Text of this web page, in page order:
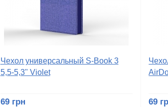
Чехол универсальный S-Book 3
5,5-5,3" Violet
69 грн 69